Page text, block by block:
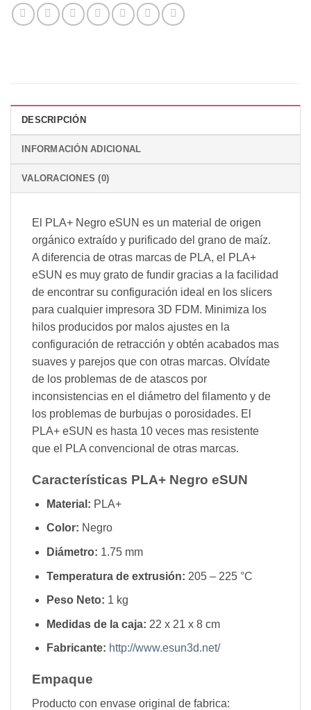
DESCRIPCIÓN
INFORMACIÓN ADICIONAL
VALORACIONES (0)
El PLA+ Negro eSUN es un material de origen
orgánico extraído y purificado del grano de maíz.
A diferencia de otras marcas de PLA, el PLA+
eSUN es muy grato de fundir gracias a la facilidad
de encontrar su configuración ideal en los slicers
para cualquier impresora 3D FDM. Minimiza los
hilos producidos por malos ajustes en la
configuración de retracción y obtén acabados mas
suaves y parejos que con otras marcas. Olvídate
de los problemas de de atascos por
inconsistencias en el diámetro del filamento y de
los problemas de burbujas o porosidades. El
PLA+ eSUN es hasta 10 veces mas resistente
que el PLA convencional de otras marcas.
Características PLA+ Negro eSUN
Material: PLA+
Color: Negro
Diámetro: 1.75 mm
Temperatura de extrusión: 205 – 225 °C
Peso Neto: 1 kg
Medidas de la caja: 22 x 21 x 8 cm
Fabricante: http://www.esun3d.net/
Empaque
Producto con envase original de fabrica: